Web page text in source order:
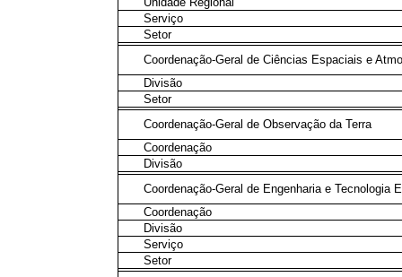
Serviço
Setor
Coordenação-Geral de Ciências Espaciais e
Divisão
Setor
Coordenação-Geral de Observação da Terra
Coordenação
Divisão
Coordenação-Geral de Engenharia e Tecnologia
Coordenação
Divisão
Serviço
Setor